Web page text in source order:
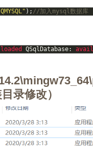
) ; //加入mysql数据库
loaded QSqlDatabase:
录修改）